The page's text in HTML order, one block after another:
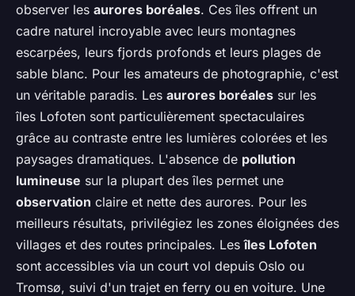
observer les aurores boréales. Ces îles offrent un
cadre naturel incroyable avec leurs montagnes
escarpées, leurs fjords profonds et leurs plages de
sable blanc. Pour les amateurs de photographie, c'est
un véritable paradis. Les aurores boréales sur les
îles Lofoten sont particulièrement spectaculaires
grâce au contraste entre les lumières colorées et les
paysages dramatiques. L'absence de pollution
lumineuse sur la plupart des îles permet une
observation claire et nette des aurores. Pour les
meilleurs résultats, privilégiez les zones éloignées des
villages et des routes principales. Lesîles Lofoten
sont accessibles via un court vol depuis Oslo ou
Tromsø, suivi d'un trajet en ferry ou en voiture. Une